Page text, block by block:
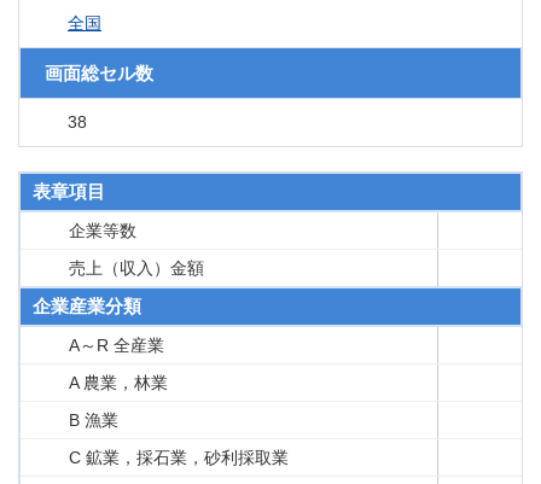
全国
画面総セル数
38
表章項目
企業等数
売上（収入）金額
企業産業分類
A～R 全産業
A 農業，林業
B 漁業
C 鉱業，採石業，砂利採取業